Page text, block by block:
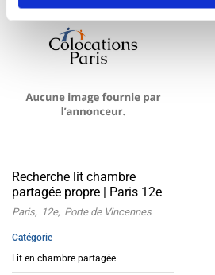
Recherche lit chambre
partagée propre | Paris 12e
Paris 12e Porte de Vincennes
Catégorie
Lit en chambre partagée